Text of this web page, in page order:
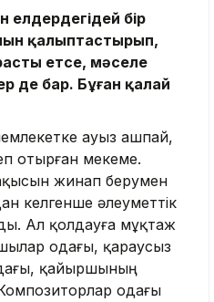
бір
қалыптастырып,
етсе, мәселе
де бар. Бұған қалай
ауыз ашпай,
отырған мекеме.
жинап берумен
келгенше әлеуметтік
Ал қолдауға мұқтаж
одағы, қараусыз
қайыршының
одағы